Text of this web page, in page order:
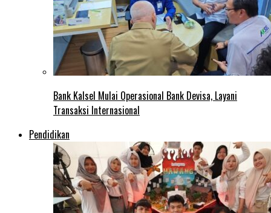
Bank Kalsel Mulai Operasional Bank Devisa, Layani
Transaksi Internasional
Pendidikan